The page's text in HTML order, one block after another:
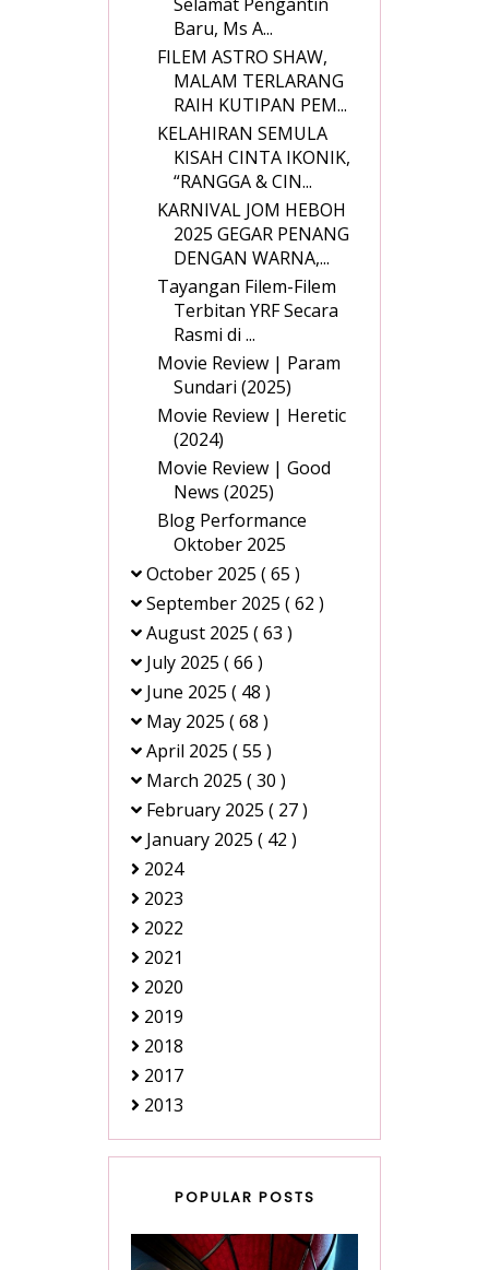
Baru, Ms A...
FILEM ASTRO SHAW,
MALAM TERLARANG
RAIH KUTIPAN PEM...
KELAHIRAN SEMULA
KISAH CINTA IKONIK,
“RANGGA & CIN...
KARNIVAL JOM HEBOH
2025 GEGAR PENANG
DENGAN WARNA,...
Tayangan Filem-Filem
Terbitan YRF Secara
Rasmi di ...
Movie Review | Param
Sundari (2025)
Movie Review | Heretic
(2024)
Movie Review | Good
News (2025)
Blog Performance
Oktober 2025
October 2025 ( 65 )
September 2025 ( 62 )
August 2025 ( 63 )
July 2025 ( 66 )
June 2025 ( 48 )
May 2025 ( 68 )
April 2025 ( 55 )
March 2025 ( 30 )
February 2025 ( 27 )
January 2025 ( 42 )
2024
2023
2022
2021
2020
2019
2018
2017
2013
POPULAR POSTS